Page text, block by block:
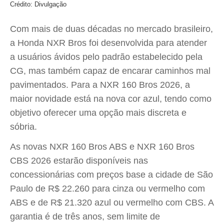
Crédito: Divulgação
Com mais de duas décadas no mercado brasileiro,
a Honda NXR Bros foi desenvolvida para atender
a usuários ávidos pelo padrão estabelecido pela
CG, mas também capaz de encarar caminhos mal
pavimentados. Para a NXR 160 Bros 2026, a
maior novidade está na nova cor azul, tendo como
objetivo oferecer uma opção mais discreta e
sóbria.
As novas NXR 160 Bros ABS e NXR 160 Bros
CBS 2026 estarão disponíveis nas
concessionárias com preços base a cidade de São
Paulo de R$ 22.260 para cinza ou vermelho com
ABS e de R$ 21.320 azul ou vermelho com CBS. A
garantia é de três anos, sem limite de